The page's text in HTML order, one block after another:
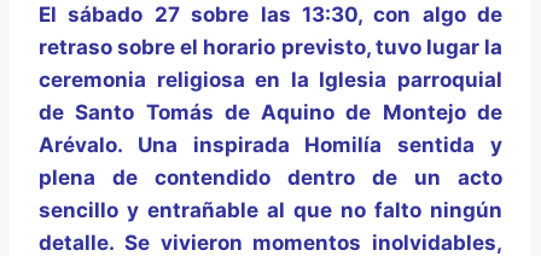
El sábado 27 sobre las 13:30, con algo de
retraso sobre el horario previsto, tuvo lugar la
ceremonia religiosa en la Iglesia parroquial
de Santo Tomás de Aquino de Montejo de
Arévalo. Una inspirada Homilía sentida y
plena de contendido dentro de un acto
sencillo y entrañable al que no falto ningún
detalle. Se vivieron momentos inolvidables,